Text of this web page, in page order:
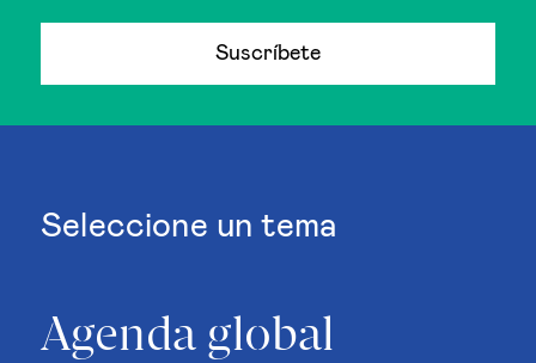
Suscríbete
Seleccione un tema
Agenda global